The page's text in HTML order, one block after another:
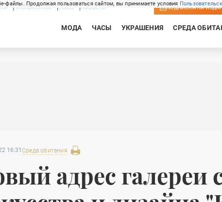
файлы. Продолжая пользоваться сайтом, вы принимаете условия
ПРИЛОЖЕНИЯ СОЮЗ НОВОСТИ ПОДПИСКА НА
МОДА ЧАСЫ УКРАШЕНИЯ СРЕДА
16:31 Среда обитания
адрес галереи